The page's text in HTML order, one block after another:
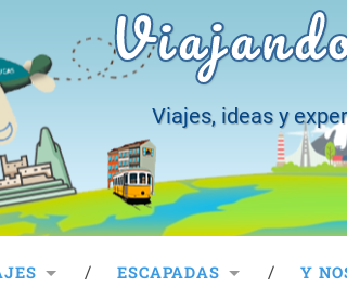
Viajes, ideas y
ESCAPADAS Y